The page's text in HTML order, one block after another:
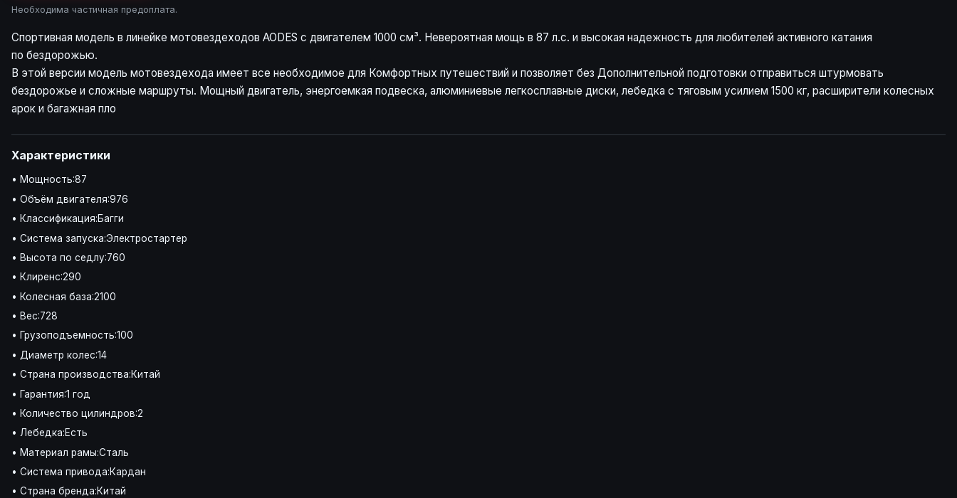
Необходима частичная предоплата.
Спортивная модель в линейке мотовездеходов AODES с двигателем 1000 см³. Невероятная мощь в 87 л.с. и высокая надежность для любителей активного катания
по бездорожью.
В этой версии модель мотовездехода имеет все необходимое для Комфортных путешествий и позволяет без Дополнительной подготовки отправиться штурмовать
бездорожье и сложные маршруты. Мощный двигатель, энергоемкая подвеска, алюминиевые легкосплавные диски, лебедка с тяговым усилием 1500 кг, расширители колесных
арок и багажная пло
Характеристики
• Мощность:87
• Объём двигателя:976
• Классификация:Багги
• Система запуска:Электростартер
• Высота по седлу:760
• Клиренс:290
• Колесная база:2100
• Вес:728
• Грузоподъемность:100
• Диаметр колес:14
• Страна производства:Китай
• Гарантия:1 год
• Количество цилиндров:2
• Лебедка:Есть
• Материал рамы:Сталь
• Система привода:Кардан
• Страна бренда:Китай